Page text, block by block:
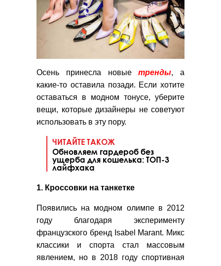
Осень принесла новыетренды, а
какие-то оставила позади. Если хотите
оставаться в модном тонусе, уберите
вещи, которые дизайнеры не советуют
использовать в эту пору.
ЧИТАЙТЕ ТАКОЖ
Обновляем гардероб без
ущерба для кошелька: ТОП-3
лайфхака
1. Кроссовки на танкетке
Появились на модном олимпе в 2012
году благодаря эксперименту
французского бренд Isabel Marant. Микс
классики и спорта стал массовым
явлением, но в 2018 году спортивная